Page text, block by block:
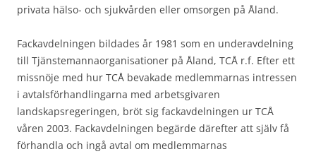
privata hälso- och sjukvården eller omsorgen på Åland.
Fackavdelningen bildades år 1981 som en underavdelning
till Tjänstemannaorganisationer på Åland, TCÅ r.f. Efter ett
missnöje med hur TCÅ bevakade medlemmarnas intressen
i avtalsförhandlingarna med arbetsgivaren
landskapsregeringen, bröt sig fackavdelningen ur TCÅ
våren 2003. Fackavdelningen begärde därefter att själv få
förhandla och ingå avtal om medlemmarnas